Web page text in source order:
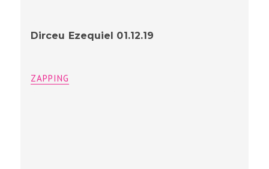
Dirceu Ezequiel 01.12.19
ZAPPING